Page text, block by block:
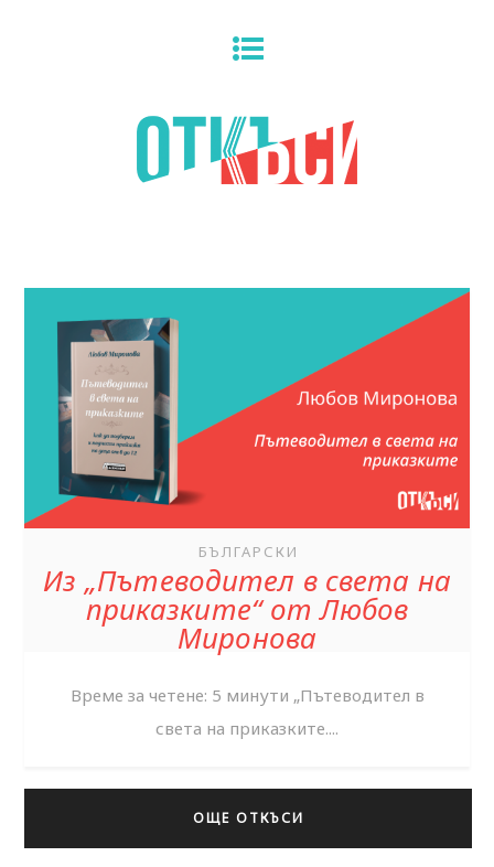
БЪЛГАРСКИ
Из „Пътеводител в света на
приказките“ от Любов
Миронова
Време за четене: 5 минути „Пътеводител в
света на приказките....
ОЩЕ ОТКЪСИ